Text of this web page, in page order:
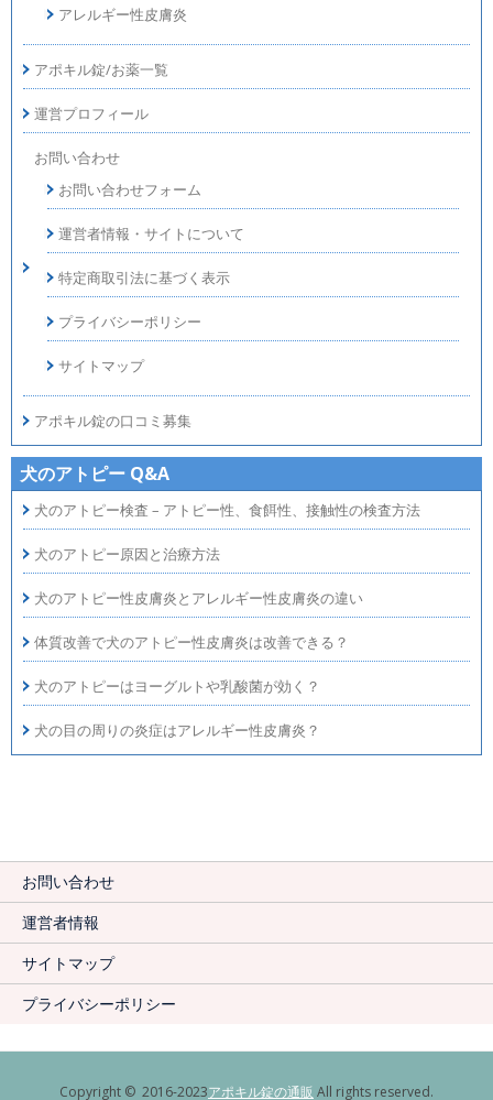
アレルギー性皮膚炎
アポキル錠/お薬一覧
運営プロフィール
お問い合わせ
お問い合わせフォーム
運営者情報・サイトについて
特定商取引法に基づく表示
プライバシーポリシー
サイトマップ
アポキル錠の口コミ募集
犬のアトピー Q&A
犬のアトピー検査 – アトピー性、食餌性、接触性の検査方法
犬のアトピー原因と治療方法
犬のアトピー性皮膚炎とアレルギー性皮膚炎の違い
体質改善で犬のアトピー性皮膚炎は改善できる？
犬のアトピーはヨーグルトや乳酸菌が効く？
犬の目の周りの炎症はアレルギー性皮膚炎？
お問い合わせ
運営者情報
サイトマップ
プライバシーポリシー
Copyright © 2016-2023アポキル錠の通販 All rights reserved.